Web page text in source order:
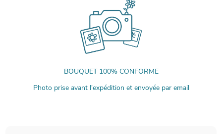
BOUQUET 100% CONFORME
Photo prise avant l'expédition et envoyée par email